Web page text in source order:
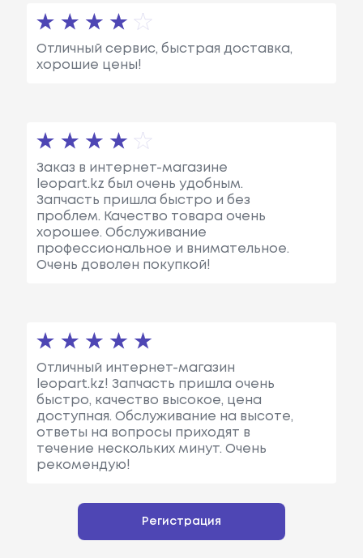
Отличный сервис, быстрая доставка,
хорошие цены!
Заказ в интернет-магазине
leopart.kz был очень удобным.
Запчасть пришла быстро и без
проблем. Качество товара очень
хорошее. Обслуживание
профессиональное и внимательное.
Очень доволен покупкой!
Отличный интернет-магазин
leopart.kz! Запчасть пришла очень
быстро, качество высокое, цена
доступная. Обслуживание на высоте,
ответы на вопросы приходят в
течение нескольких минут. Очень
рекомендую!
Регистрация